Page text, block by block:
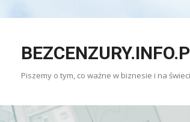
Piszemy o tym, co ważne w biznesie i na